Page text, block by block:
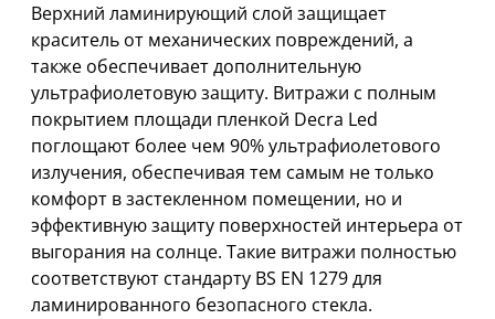
Верхний ламинирующий слой защищает
краситель от механических повреждений, а
также обеспечивает дополнительную
ультрафиолетовую защиту. Витражи с полным
покрытием площади пленкой Decra Led
поглощают более чем 90% ультрафиолетового
излучения, обеспечивая тем самым не только
комфорт в застекленном помещении, но и
эффективную защиту поверхностей интерьера от
выгорания на солнце. Такие витражи полностью
соответствуют стандарту BS EN 1279 для
ламинированного безопасного стекла.